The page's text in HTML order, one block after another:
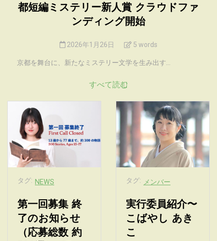
都短編ミステリー新人賞 クラウドファ
ンディング開始
2026年1月26日 5 words
京都を舞台に、新たなミステリー文学を生み出す...
すべて読む
タグ: NEWS
第一回募集 終
了のお知らせ
（応募総数 約
タグ: メンバー
実行委員紹介〜
こばやし あき
こ